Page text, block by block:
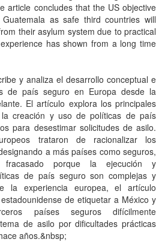
article concludes that the US objective
as safe third countries will
their asylum system due to practical
has shown from a long time
y analiza el desarrollo conceptual e
de país seguro en Europa desde la
El artículo explora los principales
creación y uso de políticas de país
para desestimar solicitudes de asilo.
trataron de racionalizar los
a más países como seguros,
fracasado porque la ejecución y
de país seguro son complejas y
la experiencia europea, el artículo
de etiquetar a México y
países seguros difícilmente
de asilo por dificultades prácticas
años.&nbsp;